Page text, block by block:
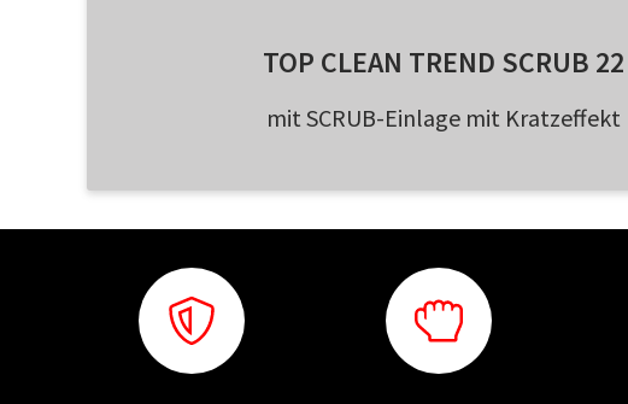
TOP CLEAN TREND SCRUB 22
mit SCRUB-Einlage mit Kratzeffekt